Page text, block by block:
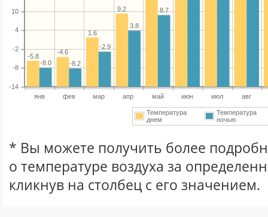
янв фев мар апр май июн июл авг
-14
-8
-2
4
10 9.2
1.6
-4.6
-5.8
8.7
3.8
-2.9
-8.2
-8.0
Температура
днем
Температура
ночью
* Вы можете получить более
о температуре воздуха за
кликнув на столбец с его значением.